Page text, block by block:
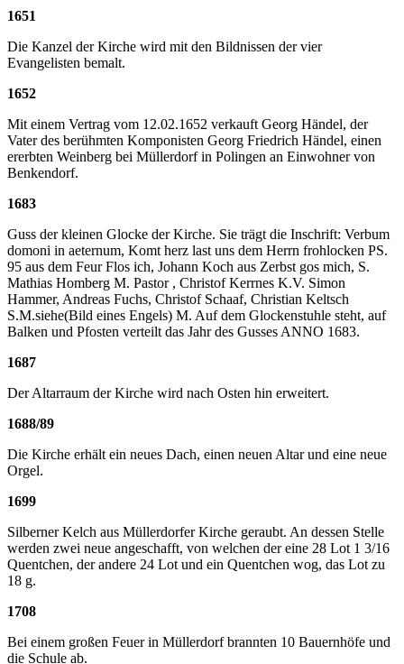
1651
Die Kanzel der Kirche wird mit den Bildnissen der vier
Evangelisten bemalt.
1652
Mit einem Vertrag vom 12.02.1652 verkauft Georg Händel, der
Vater des berühmten Komponisten Georg Friedrich Händel, einen
ererbten Weinberg bei Müllerdorf in Polingen an Einwohner von
Benkendorf.
1683
Guss der kleinen Glocke der Kirche. Sie trägt die Inschrift: Verbum
domoni in aeternum, Komt herz last uns dem Herrn frohlocken PS.
95 aus dem Feur Flos ich, Johann Koch aus Zerbst gos mich, S.
Mathias Homberg M. Pastor , Christof Kerrnes K.V. Simon
Hammer, Andreas Fuchs, Christof Schaaf, Christian Keltsch
S.M.siehe(Bild eines Engels) M. Auf dem Glockenstuhle steht, auf
Balken und Pfosten verteilt das Jahr des Gusses ANNO 1683.
1687
Der Altarraum der Kirche wird nach Osten hin erweitert.
1688/89
Die Kirche erhält ein neues Dach, einen neuen Altar und eine neue
Orgel.
1699
Silberner Kelch aus Müllerdorfer Kirche geraubt. An dessen Stelle
werden zwei neue angeschafft, von welchen der eine 28 Lot 1 3/16
Quentchen, der andere 24 Lot und ein Quentchen wog, das Lot zu
18 g.
1708
Bei einem großen Feuer in Müllerdorf brannten 10 Bauernhöfe und
die Schule ab.